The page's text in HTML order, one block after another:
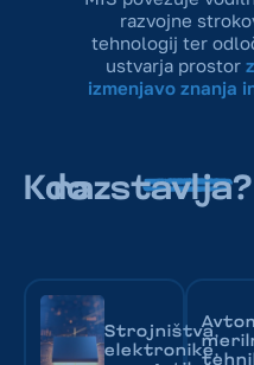
razvojne
tehnologij ter
ustvarja prostor
izmenjavo znanja
Kdo
razstavlja?
Strojništva,
elektronike,